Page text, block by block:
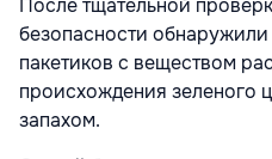
После тщательной
безопасности обнаружили
пакетиков с веществом
происхождения зеленого
запахом.